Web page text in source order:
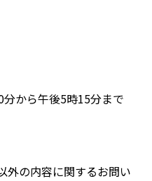
から午後5時15分まで
外の内容に関するお問い